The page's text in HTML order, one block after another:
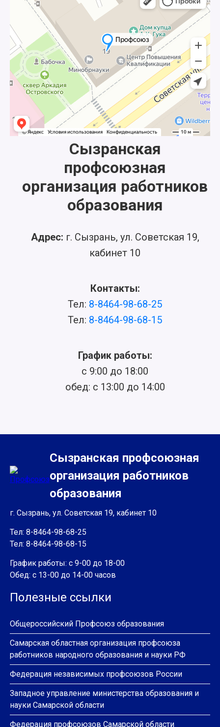
Сызранская
профсоюзная
организация работников
образования
Адрес: г. Сызрань, ул. Советская 19,
кабинет 10
Контакты:
Тел: 8-8464-98-68-25
Тел: 8-8464-98-68-15
График работы:
с 9:00 до 18:00
обед: с 13:00 до 14:00
Сызранская профсоюзная
организация работников
образования
г. Сызрань, ул. Советская 19, кабинет 10
Тел: 8-8464-98-68-25
Тел: 8-8464-98-68-15
График работы: с 9-00 до 18-00
Обед: с 13-00 до 14-00 часов
Полезные ссылки
Общероссийский Профсоюз образования
Самарская областная организация профсоюза
работников народного образования и науки РФ
Федерация независимых профсоюзов России
Западное управление министерства образования и
науки Самарской области
Федерация профсоюзов Самарской области